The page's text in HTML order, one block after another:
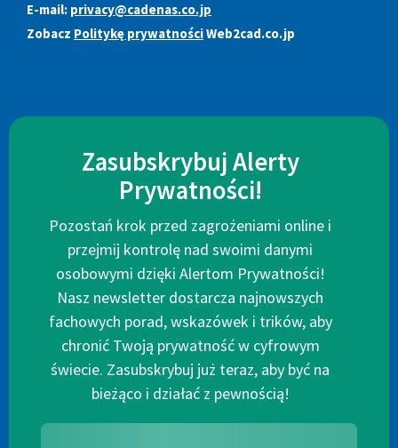
E-mail: privacy@cadenas.co.jp
Zobacz Politykę prywatnościWeb2cad.co.jp
Zasubskrybuj Alerty
Prywatności!
Pozostań krok przed zagrożeniami online i
przejmij kontrolę nad swoimi danymi
osobowymi dzięki Alertom Prywatności!
Nasz newsletter dostarcza najnowszych
fachowych porad, wskazówek i trików, aby
chronić Twoją prywatność w cyfrowym
świecie. Zasubskrybuj już teraz, aby być na
bieżąco i działać z pewnością!